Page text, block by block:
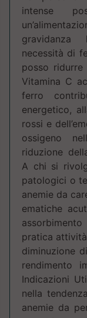
intense
gravidanza
necessità di
posso
Vitamina C
ferro
energetico,
rossi e
ossigeno
riduzione
A chi si
patologici o
anemie da
ematiche
pratica
diminuzione
rendimento
Indicazioni
nella
anemie da